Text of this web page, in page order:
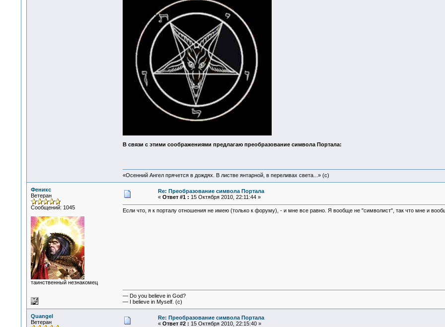
В связи с этими соображениями предлагаю преобразование символа Портала:
«Осенний Ангел прячется в дождях. В листве янтарной, в переливах света...» (c)
Феникс
Ветеран
Сообщений: 1045
таинственный незнакомец
Re: Преобразование символа Портала
« Ответ #1 : 15 Октября 2010, 22:11:44 »
Если что, я к порталу отношения не имею (только к форуму), - и мне все равно. Я вообще не "символист", так что мне и
— Do you believe in God?
— I believe in Myself. (c)
Quangel
Ветеран
Re: Преобразование символа Портала
« Ответ #2 : 15 Октября 2010, 22:15:40 »